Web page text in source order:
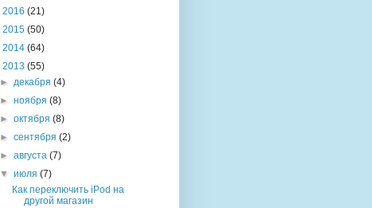
2016 (21)
2015 (50)
2014 (64)
2013 (55)
►декабря(4)
►ноября(8)
►октября(8)
►сентября(2)
►августа(7)
▼июля(7)
Как переключить iPod на
другой магазин